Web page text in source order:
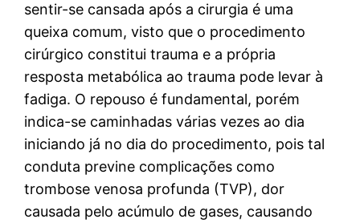
sentir-se cansada após a cirurgia é uma
queixa comum, visto que o procedimento
cirúrgico constitui trauma e a própria
resposta metabólica ao trauma pode levar à
fadiga. O repouso é fundamental, porém
indica-se caminhadas várias vezes ao dia
iniciando já no dia do procedimento, pois tal
conduta previne complicações como
trombose venosa profunda (TVP), dor
causada pelo acúmulo de gases, causando